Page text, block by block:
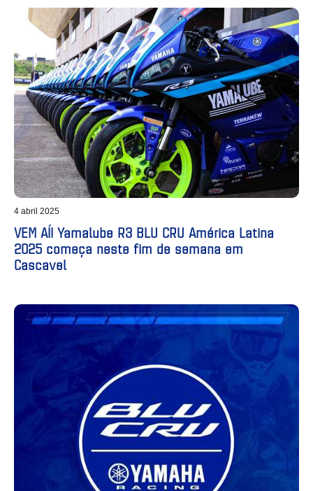
4 abril 2025
VEM AÍ! Yamalube R3 BLU CRU América Latina
2025 começa neste fim de semana em
Cascavel